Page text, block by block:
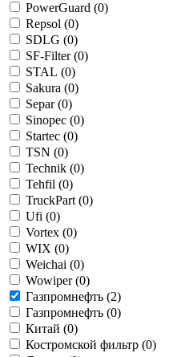
PowerGuard (0)
Repsol (0)
SDLG (0)
SF-Filter (0)
STAL (0)
Sakura (0)
Separ (0)
Sinopec (0)
Startec (0)
TSN (0)
Technik (0)
Tehfil (0)
TruckPart (0)
Ufi (0)
Vortex (0)
WIX (0)
Weichai (0)
Wowiper (0)
Газпромнефть (2)
Газпромнефть (0)
Китай (0)
Костромской фильтр (0)